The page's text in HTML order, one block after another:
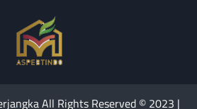
All Rights Reserved © 2023 |